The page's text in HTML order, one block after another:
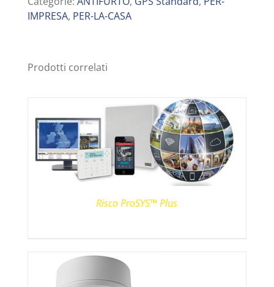
IMPRESA, PER-LA-CASA
Prodotti correlati
Risco ProSYS™ Plus